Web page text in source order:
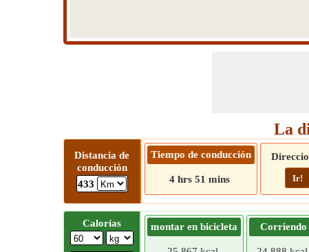
La
Distancia de
conducción
433
Tiempo de conducción
4 hrs 51 mins Ir!
Calorías montar en bicicleta Corriendo